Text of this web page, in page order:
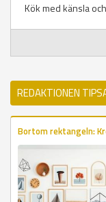
Kök med känsla
REDAKTIONEN
Bortom rektangeln: